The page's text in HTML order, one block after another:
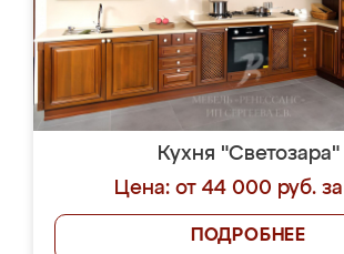
Кухня "Светозара"
Цена: от 44 000 руб.
ПОДРОБНЕЕ